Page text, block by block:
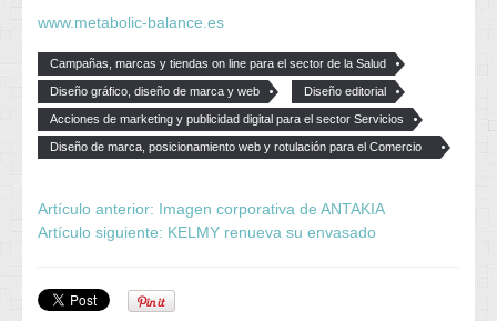
www.metabolic-balance.es
Campañas, marcas y tiendas on line para el sector de la Salud
Diseño gráfico, diseño de marca y web Diseño editorial
Acciones de marketing y publicidad digital para el sector Servicios
Diseño de marca, posicionamiento web y rotulación para el Comercio
Artículo anterior: Imagen corporativa de ANTAKIA
Artículo siguiente: KELMY renueva su envasado